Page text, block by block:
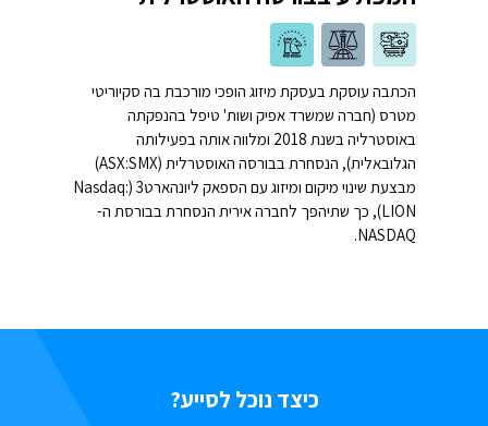
הכתבה עוסקת בעסקת מיזוג הופכי מורכבת בה סקיוריטי
מטרס (חברה שמשרד אפיק ושות' טיפל בהנפקתה
באוסטרליה בשנת 2018 ומלווה אותה בפעילותה
הגלובאלית), הנסחרת בבורסה האוסטרלית (ASX:SMX)
מבצעת שינוי מיקום ומיזוג עם הספאק ליונהארט3 (Nasdaq:
LION), כך שתיהפך לחברה אירית הנסחרת בבורסת ה-
NASDAQ.
כיצד נוכל לסייע?